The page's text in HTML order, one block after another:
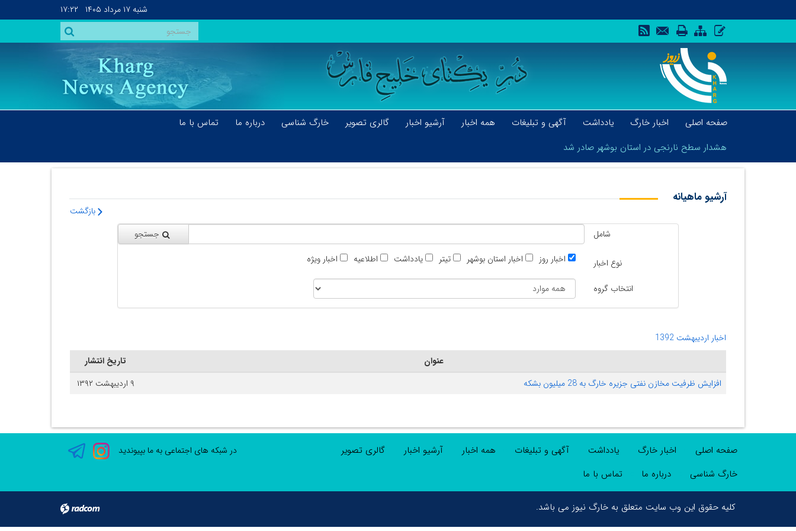
شنبه ۱۷ مرداد ۱۴۰۵ ۱۷:۲۲
صفحه اصلی اخبار خارگ یادداشت آگهی و تبلیغات همه اخبار آرشیو اخبار گالری تصویر خارگ شناسی درباره ما
تماس با ما
هشدار سطح نارنجی در استان بوشهر صادر شد
هشدار سطح نارنجی در استان بوشهر صادر شد
آرشیو ماهیانه
بازگشت
شامل
جستجو
نوع اخبار اخبار روز اخبار استان بوشهر تیتر یادداشت اطلاعیه اخبار ویژه
انتخاب گروه
اخبار اردیبهشت 1392
عنوان
تاریخ انتشار
افزایش ظرفیت مخازن نفتی جزیره خارگ به 28 میلیون بشکه
۹ اردیبهشت ۱۳۹۲
صفحه اصلی اخبار خارگ یادداشت آگهی و تبلیغات همه اخبار آرشیو اخبار
گالری تصویر
خارگ شناسی
درباره ما تماس با ما
در شبکه های اجتماعی به ما بپیوندید
کلیه حقوق این وب سایت متعلق به خارگ نیوز می باشد. radcom